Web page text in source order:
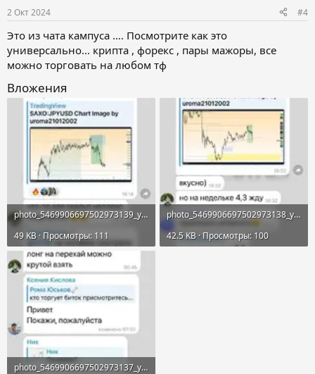
2 Окт 2024 #4
Это из чата кампуса …. Посмотрите как это
универсально… крипта , форекс , пары мажоры, все
можно торговать на любом тф
Вложения
photo_5469906697502973139_y.webp
49 KB · Просмотры: 111
photo_5469906697502973138_y.webp
42.5 KB · Просмотры: 100
photo_5469906697502973137_y.webp